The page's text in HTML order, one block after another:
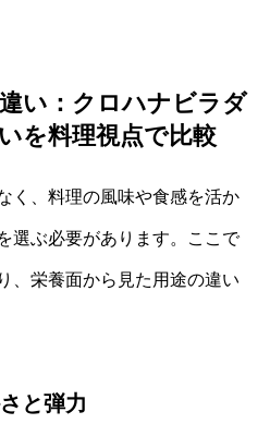
い：クロハナビラダ
を料理視点で比較
く、料理の風味や食感を活か
選ぶ必要があります。ここで
、栄養面から見た用途の違い
と弾力